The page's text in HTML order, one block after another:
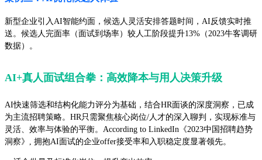
新型企业引入AI智能约面，候选人灵活安排答题时间，AI反馈实时推
送。候选人完面率（面试到场率）较人工阶段提升13%（2023牛客调研
数据）。
AI+真人面试组合拳：高效降本与用人决策升级
AI快速筛选和结构化能力评分为基础，结合HR面谈的深度洞察，已成
为主流招聘策略。HR只需聚焦核心岗位/人才的深入聊判，实现标准与
灵活、效率与体验的平衡。According to LinkedIn《2023中国招聘趋势
洞察》, 拥抱AI面试的企业offer接受率和入职稳定度显著领先。